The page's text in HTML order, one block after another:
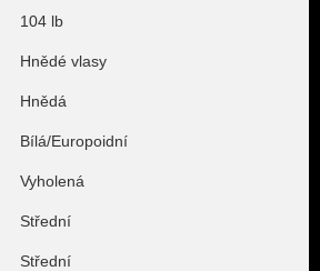
104 lb
Hnědé vlasy
Hnědá
Bílá/Europoidní
Vyholená
Střední
Střední